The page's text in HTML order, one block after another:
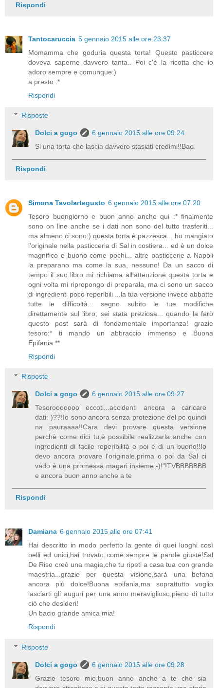
Rispondi
Tantocaruccia 5 gennaio 2015 alle ore 23:37
Momamma che goduria questa torta! Questo pasticcere
doveva saperne davvero tanta.. Poi c'è la ricotta che io
adoro sempre e comunque:)
a presto :*
Rispondi
Risposte
Dolci a gogo
6 gennaio 2015 alle ore 09:24
Si una torta che lascia davvero stasiati credimi!!Baci
Rispondi
Simona Tavolartegusto 6 gennaio 2015 alle ore 07:20
Tesoro buongiorno e buon anno anche qui :* finalmente
sono on line anche se i dati non sono del tutto trasferiti...
ma almeno ci sono:) questa torta è pazzesca... ho mangiato
l'originale nella pasticceria di Sal in costiera... ed è un dolce
magnifico e buono come pochi... altre pasticcerie a Napoli
la preparano ma come la sua, nessuno! Da un sacco di
tempo il suo libro mi richiama all'attenzione questa torta e
ogni volta mi ripropongo di preparala, ma ci sono un sacco
di ingredienti poco reperibili ...la tua versione invece abbatte
tutte le difficoltà... segno subito le tue modifiche
direttamente sul libro, sei stata preziosa... quando la farò
questo post sarà di fondamentale importanza! grazie
tesoro:* ti mando un abbraccio immenso e Buona
Epifania:**
Rispondi
Risposte
Dolci a gogo
6 gennaio 2015 alle ore 09:27
Tesorooooooo eccoti...accidenti ancora a caricare
dati:-)??!Io sono ancora senza protezione del pc quindi
na pauraaaa!!Cara devi provare questa versione
perchè come dici tu,è possibile realizzarla anche con
ingredienti di facile reperibilità e poi è di un buono!!Io
devo ancora provare l'originale,prima o poi da Sal ci
vado è una promessa magari insieme:-)!"!TVBBBBBBB
e ancora buon anno anche a te
Rispondi
Damiana 6 gennaio 2015 alle ore 07:41
Hai descritto in modo perfetto la gente di quei luoghi così
belli ed unici,hai trovato come sempre le parole giuste!Sal
De Riso creò una magia,che tu ripeti a casa tua con grande
maestria...grazie per questa visione,sarà una befana
ancora più dolce!Buona epifania,ma soprattutto voglio
lasciarti gli auguri per una anno meraviglioso,pieno di tutto
ciò che desideri!
Un bacio grande amica mia!
Rispondi
Risposte
Dolci a gogo
6 gennaio 2015 alle ore 09:28
Grazie tesoro mio,buon anno anche a te che sia